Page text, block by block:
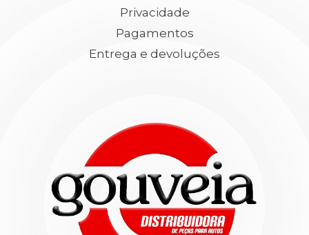
Privacidade
Pagamentos
Entrega e devoluções